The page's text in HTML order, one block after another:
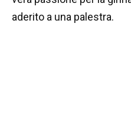
aderito a una palestra.